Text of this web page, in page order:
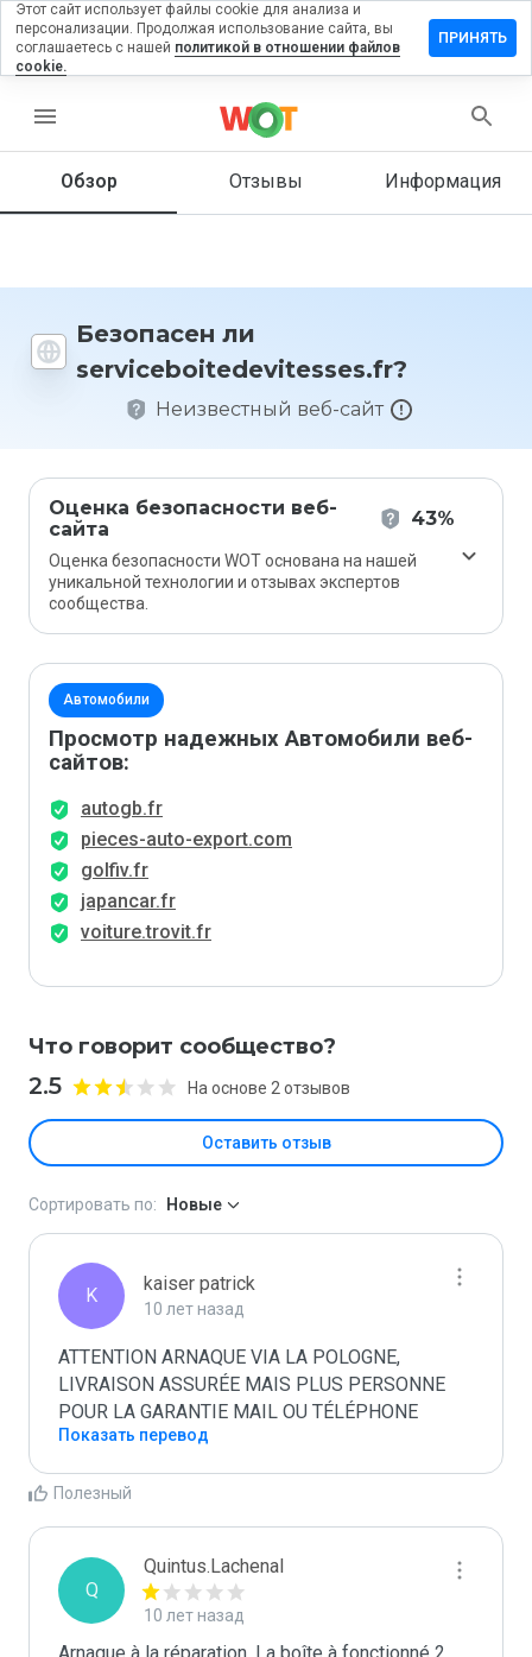
menu
Обзор Отзывы Информация
Безопасен ли
serviceboitedevitesses.fr?
Неизвестный веб-сайт
Оценка безопасности веб-
сайта
43%
Оценка безопасности WOT основана на нашей
уникальной технологии и отзывах экспертов
сообщества.
Автомобили
Просмотр надежных Автомобили веб-
сайтов:
autogb.fr
pieces-auto-export.com
golfiv.fr
japancar.fr
voiture.trovit.fr
Что говорит сообщество?
2.5 На основе 2 отзывов
Оставить отзыв
отзыв на
вы
сайт от
Сортировать по: Новые
K
kaiser patrick
10 лет назад
ATTENTION ARNAQUE VIA LA POLOGNE,
LIVRAISON ASSURÉE MAIS PLUS PERSONNE
Показать перевод
Полезный
Q
Quintus.Lachenal
10 лет назад
Этот сайт использует файлы cookie для анализа и
персонализации. Продолжая использование сайта, вы
соглашаетесь с нашей политикой в отношении файлов
cookie.
ПРИНЯТЬ